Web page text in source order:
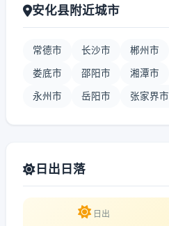
安化县附近城市
常德市 长沙市 郴州市
娄底市 邵阳市 湘潭市
永州市 岳阳市 张家界市
日出日落
日出